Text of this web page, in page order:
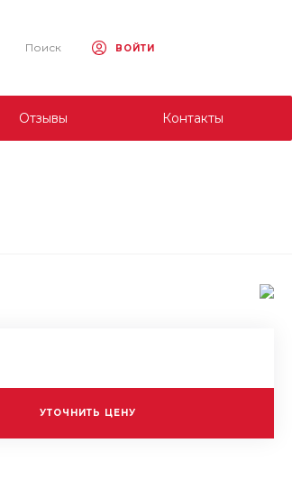
Поиск ВОЙТИ
Отзывы Контакты
УТОЧНИТЬ ЦЕНУ